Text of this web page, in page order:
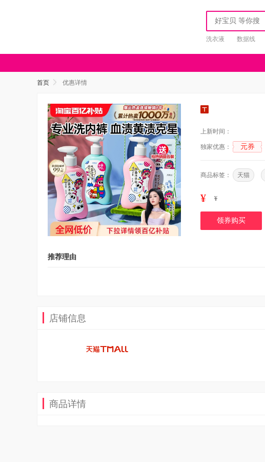
洗衣液 数据线
首页 优惠详情
上新时间：
独家优惠： 元券
商品标签： 天猫
¥ ¥
领券购买
推荐理由
店铺信息
商品详情